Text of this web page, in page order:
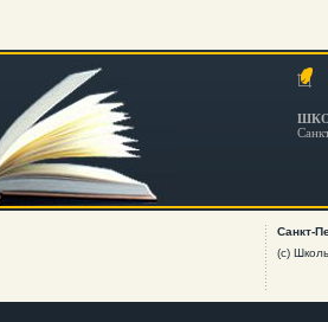
Санкт-
(c)